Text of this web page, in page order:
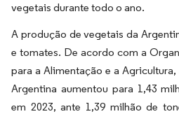
vegetais durante todo o ano.
A produção de vegetais da
e tomates. De acordo com a
para a Alimentação e a
Argentina aumentou para 1,43
em 2023, ante 1,39 milhão de